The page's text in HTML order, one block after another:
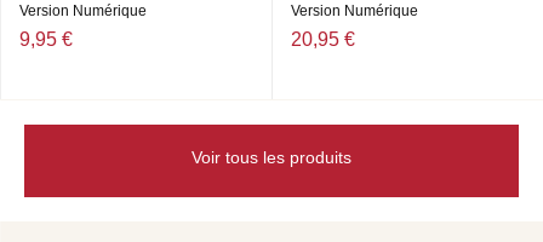
Version Numérique
9,95 €
Version Numérique
20,95 €
Voir tous les produits